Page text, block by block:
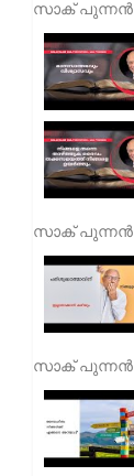
സാക് പുന്നൻ
സാക് പുന്നൻ
സാക് പുന്നൻ